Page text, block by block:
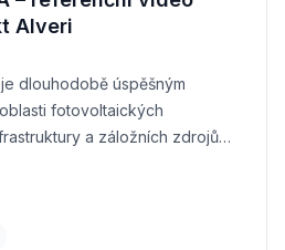
Alveri
dlouhodobě úspěšným
fotovoltaických
a záložních zdrojů